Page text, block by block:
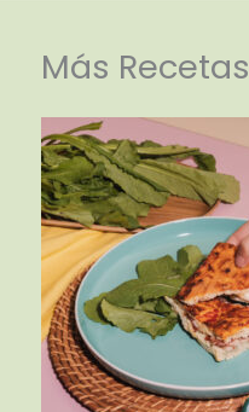
Más Recetas